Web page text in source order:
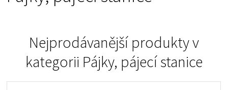
Nejprodávanější produkty v
kategorii Pájky, pájecí stanice